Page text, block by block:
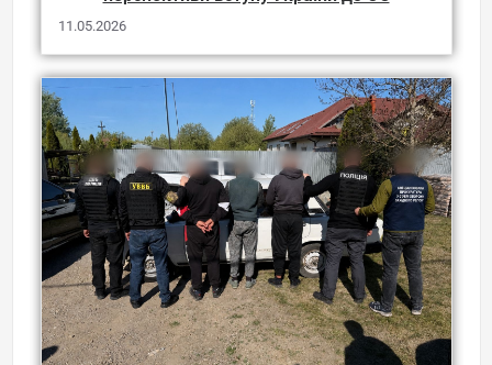
11.05.2026